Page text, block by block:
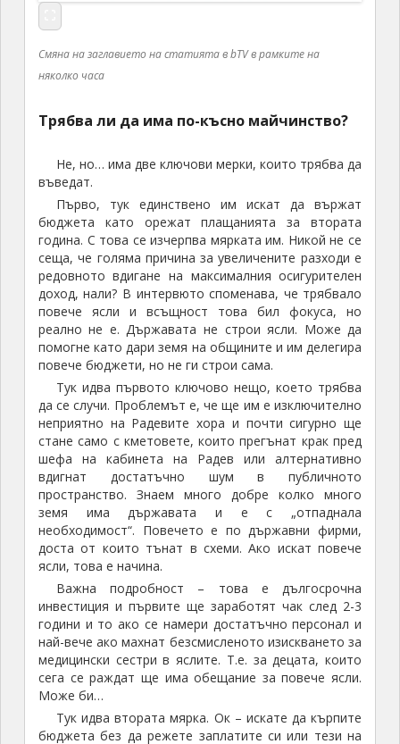
Смяна на заглавието на статията в bTV в рамките на
няколко часа
Трябва ли да има по-късно майчинство?
Не, но… има две ключови мерки, които трябва да
въведат.
Първо, тук единствено им искат да вържат
бюджета като орежат плащанията за втората
година. С това се изчерпва мярката им. Никой не се
сеща, че голяма причина за увеличените разходи е
редовното вдигане на максималния осигурителен
доход, нали? В интервюто споменава, че трябвало
повече ясли и всъщност това бил фокуса, но
реално не е. Държавата не строи ясли. Може да
помогне като дари земя на общините и им делегира
повече бюджети, но не ги строи сама.
Тук идва първото ключово нещо, което трябва
да се случи. Проблемът е, че ще им е изключително
неприятно на Радевите хора и почти сигурно ще
стане само с кметовете, които прегънат крак пред
шефа на кабинета на Радев или алтернативно
вдигнат достатъчно шум в публичното
пространство. Знаем много добре колко много
земя има държавата и е с „отпаднала
необходимост“. Повечето е по държавни фирми,
доста от които тънат в схеми. Ако искат повече
ясли, това е начина.
Важна подробност – това е дългосрочна
инвестиция и първите ще заработят чак след 2-3
години и то ако се намери достатъчно персонал и
най-вече ако махнат безсмисленото изискването за
медицински сестри в яслите. Т.е. за децата, които
сега се раждат ще има обещание за повече ясли.
Може би…
Тук идва втората мярка. Ок – искате да кърпите
бюджета без да режете заплатите си или тези на